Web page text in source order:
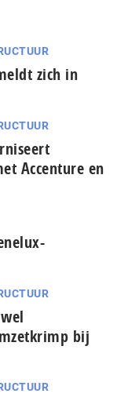
zich in
Accenture en
bij